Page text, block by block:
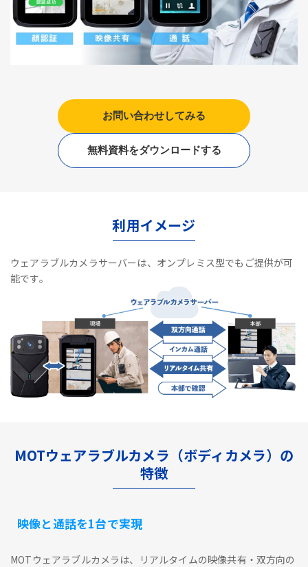
お問い合わせしてみる
無料資料をダウンロードする
利用イメージ
ウェアラブルカメラサーバーは、オンプレミス型でもご提供が可
能です。
MOTウェアラブルカメラ（ボディカメラ）の
特徴
映像と通話を1台で実現
MOTウェアラブルカメラは、リアルタイムの映像共有・双方向の